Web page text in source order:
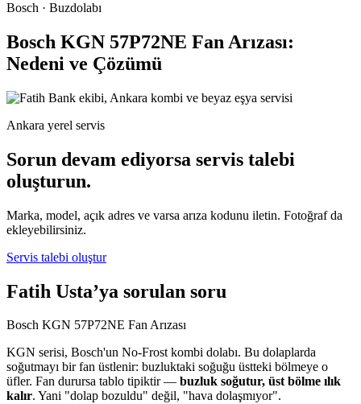
Bosch · Buzdolabı
Bosch KGN 57P72NE Fan Arızası:
Nedeni ve Çözümü
Ankara yerel servis
Sorun devam ediyorsa servis talebi
oluşturun.
Marka, model, açık adres ve varsa arıza kodunu iletin. Fotoğraf da
ekleyebilirsiniz.
Servis talebi oluştur
Fatih Usta’ya sorulan soru
Bosch KGN 57P72NE Fan Arızası
KGN serisi, Bosch'un No-Frost kombi dolabı. Bu dolaplarda
soğutmayı bir fan üstlenir: buzluktaki soğuğu üstteki bölmeye o
üfler. Fan durursa tablo tipiktir — buzluk soğutur, üst bölme ılık
kalır. Yani "dolap bozuldu" değil, "hava dolaşmıyor".